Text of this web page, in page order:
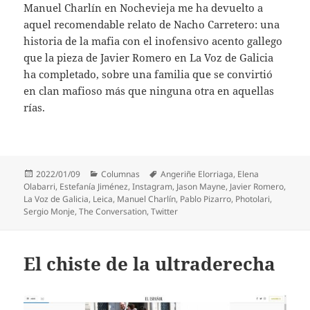
Manuel Charlín en Nochevieja me ha devuelto a
aquel recomendable relato de Nacho Carretero: una
historia de la mafia con el inofensivo acento gallego
que la pieza de Javier Romero en La Voz de Galicia
ha completado, sobre una familia que se convirtió
en clan mafioso más que ninguna otra en aquellas
rías.
Publicado
el
2022/01/09 Categorías
Columnas Etiquetas
Angeriñe Elorriaga, Elena
Olabarri, Estefanía Jiménez,Instagram, Jason Mayne, Javier Romero,
La Voz de Galicia, Leica, Manuel Charlín, Pablo Pizarro, Photolari,
Sergio Monje,The Conversation,Twitter
El chiste de la ultraderecha